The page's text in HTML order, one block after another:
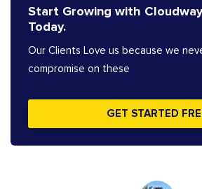
Start Growing with
Today.
Our Clients Love us because we
compromise on these
GET STARTED